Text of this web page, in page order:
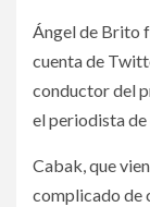
Ángel de Brito
cuenta de
conductor del
el periodista
Cabak, que
complicado de